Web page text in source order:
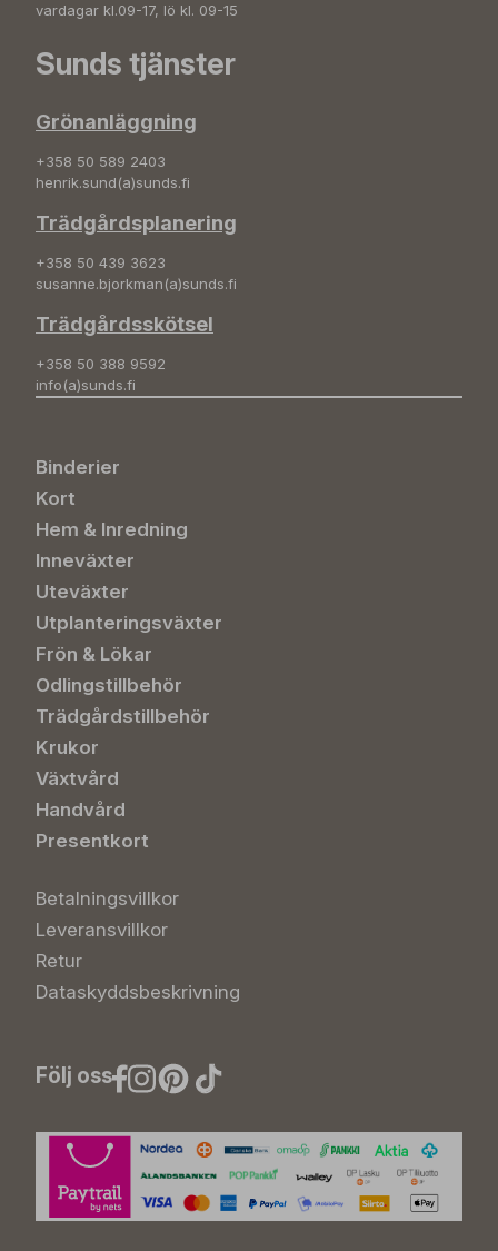
vardagar kl.09-17, lö kl. 09-15
Sunds tjänster
Grönanläggning
+358 50 589 2403
henrik.sund(a)sunds.fi
Trädgårdsplanering
+358 50 439 3623
susanne.bjorkman(a)sunds.fi
Trädgårdsskötsel
+358 50 388 9592
info(a)sunds.fi
Binderier
Kort
Hem & Inredning
Inneväxter
Uteväxter
Utplanteringsväxter
Frön & Lökar
Odlingstillbehör
Trädgårdstillbehör
Krukor
Växtvård
Handvård
Presentkort
Betalningsvillkor
Leveransvillkor
Retur
Dataskyddsbeskrivning
Följ oss